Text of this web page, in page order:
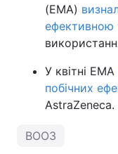
(EMA)
ефективною
У квітні EMA
побічних
AstraZeneca.
ВООЗ